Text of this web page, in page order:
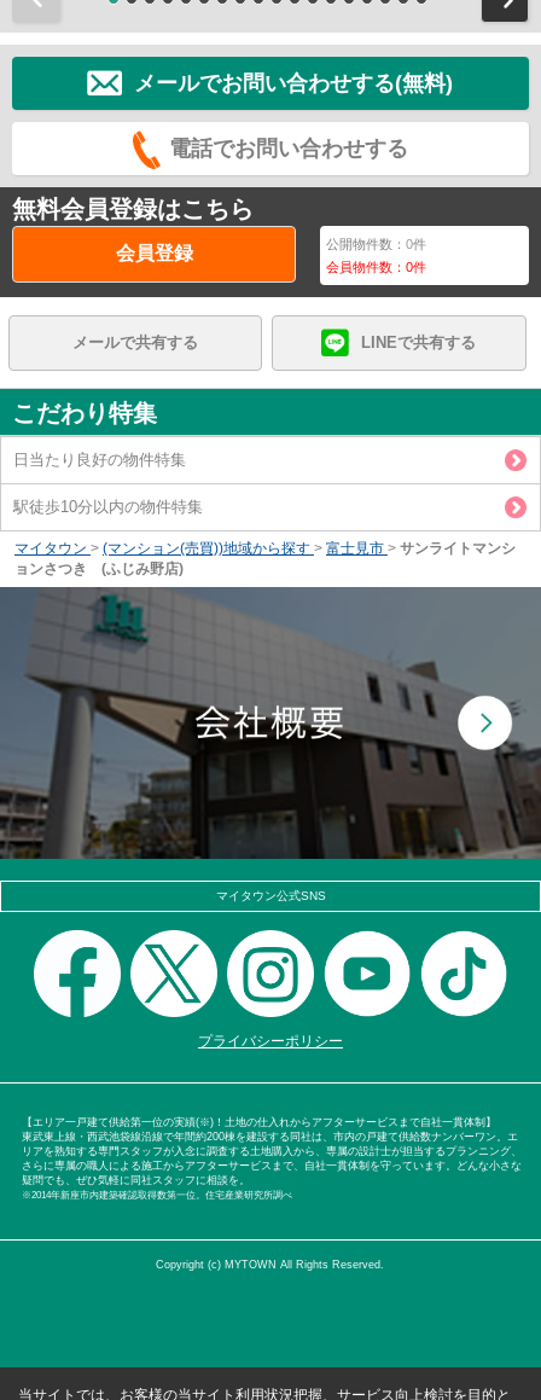
メールでお問い合わせする(無料)
電話でお問い合わせする
無料会員登録はこちら
会員登録 公開物件数：0件
会員物件数：0件
メールで共有する LINEで共有する
こだわり特集
日当たり良好の物件特集
駅徒歩10分以内の物件特集
マイタウン > (マンション(売買))地域から探す > 富士見市 > サンライトマンシ
ョンさつき (ふじみ野店)
マイタウン公式SNS
プライバシーポリシー
【エリア一戸建て供給第一位の実績(※)！土地の仕入れからアフターサービスまで自社一貫体制】
東武東上線・西武池袋線沿線で年間約200棟を建設する同社は、市内の戸建て供給数ナンバーワン。エ
リアを熟知する専門スタッフが入念に調査する土地購入から、専属の設計士が担当するプランニング、
さらに専属の職人による施工からアフターサービスまで、自社一貫体制を守っています。どんな小さな
疑問でも、ぜひ気軽に同社スタッフに相談を。
※2014年新座市内建築確認取得数第一位。住宅産業研究所調べ
Copyright (c) MYTOWN All Rights Reserved.
当サイトでは、お客様の当サイト利用状況把握、サービス向上検討を目的と